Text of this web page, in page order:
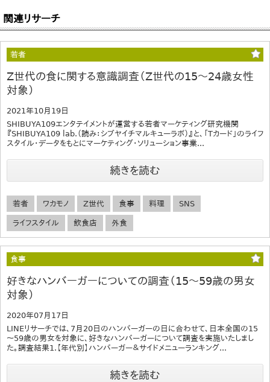
関連リサーチ
若者
Z世代の食に関する意識調査（Z世代の15～24歳女性
対象）
2021年10月19日
SHIBUYA109エンタテイメントが運営する若者マーケティング研究機関
『SHIBUYA109 lab.（読み：シブヤイチマルキューラボ）』と、「Tカード」のライフ
スタイル・データをもとにマーケティング・ソリューション事業...
続きを読む
若者 ワカモノ Z世代 食事 料理 SNS
ライフスタイル 飲食店 外食
食事
好きなハンバーガーについての調査（15～59歳の男女
対象）
2020年07月17日
LINEリサーチでは、7月20日のハンバーガーの日に合わせて、日本全国の15
～59歳の男女を対象に、好きなハンバーガーについて調査を実施いたしまし
た。調査結果1.【年代別】ハンバーガー＆サイドメニューランキング...
続きを読む